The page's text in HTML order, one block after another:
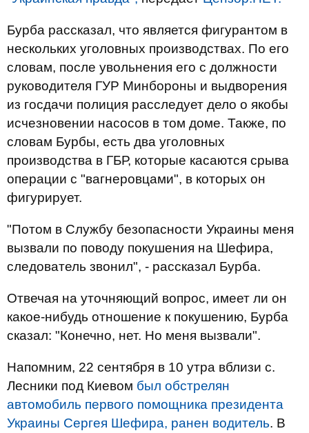
Бурба рассказал, что является фигурантом в
нескольких уголовных производствах. По его
словам, после увольнения его с должности
руководителя ГУР Минбороны и выдворения
из госдачи полиция расследует дело о якобы
исчезновении насосов в том доме. Также, по
словам Бурбы, есть два уголовных
производства в ГБР, которые касаются срыва
операции с "вагнеровцами", в которых он
фигурирует.
"Потом в Службу безопасности Украины меня
вызвали по поводу покушения на Шефира,
следователь звонил", - рассказал Бурба.
Отвечая на уточняющий вопрос, имеет ли он
какое-нибудь отношение к покушению, Бурба
сказал: "Конечно, нет. Но меня вызвали".
Напомним, 22 сентября в 10 утра вблизи с.
Лесники под Киевом был обстрелян
автомобиль первого помощника президента
Украины Сергея Шефира, ранен водитель. В